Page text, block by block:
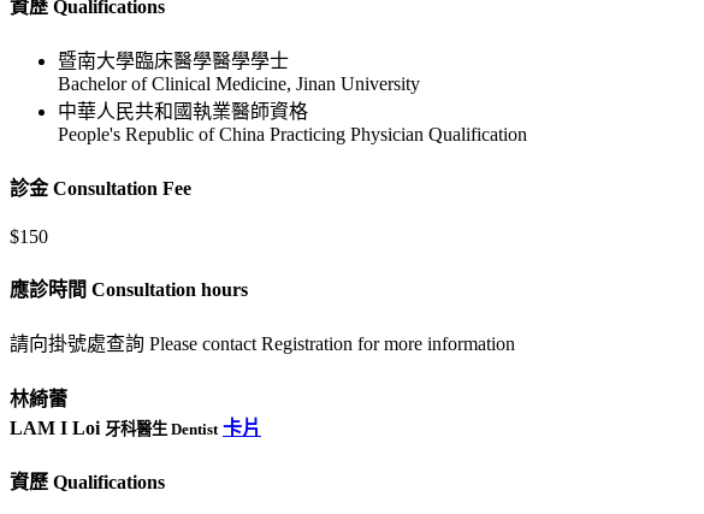
資歷 Qualifications
暨南大學臨床醫學醫學學士
Bachelor of Clinical Medicine, Jinan University
中華人民共和國執業醫師資格
People's Republic of China Practicing Physician Qualification
診金 Consultation Fee
$150
應診時間 Consultation hours
請向掛號處查詢 Please contact Registration for more information
林綺蕾
LAM I Loi 牙科醫生 Dentist 卡片
資歷 Qualifications